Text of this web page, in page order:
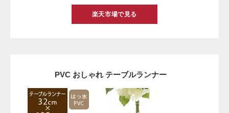
楽天市場で見る
PVC おしゃれ テーブルランナー